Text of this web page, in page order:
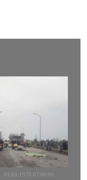
01/01/1970 07:00:00